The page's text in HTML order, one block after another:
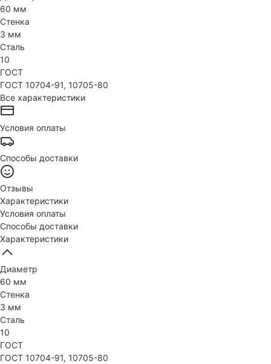
60 мм
Стенка
3 мм
Сталь
10
ГОСТ
ГОСТ 10704-91, 10705-80
Все характеристики
Условия оплаты
Способы доставки
Отзывы
Характеристики
Условия оплаты
Способы доставки
Характеристики
Диаметр
60 мм
Стенка
3 мм
Сталь
10
ГОСТ
ГОСТ 10704-91, 10705-80